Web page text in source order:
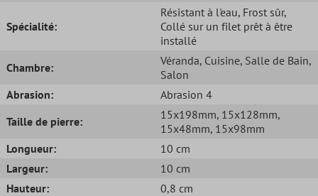
Spécialité:
Résistant à l'eau, Frost sûr,
Collé sur un filet prêt à être
installé
Chambre:
Véranda, Cuisine, Salle de Bain,
Salon
Abrasion:
Abrasion 4
Taille de pierre:
15x198mm, 15x128mm,
15x48mm, 15x98mm
Longueur:
10 cm
Largeur:
10 cm
Hauteur:
0,8 cm